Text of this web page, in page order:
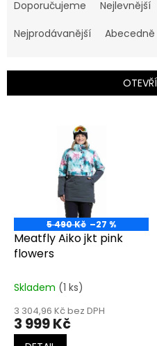
a
e
í
r
Doporučujeme Nejlevnější
Nejprodávanější
Abecedně
o
d
5 490 Kč –27 %
Meatfly Aiko jkt pink
flowers
Skladem (1 ks)
3 304,96 Kč bez DPH
3 999 Kč